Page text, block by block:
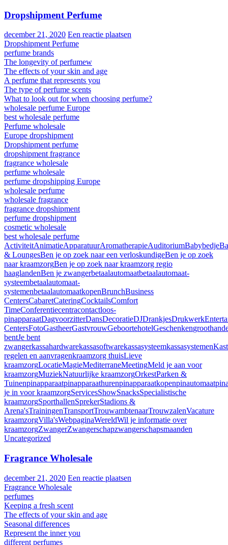
Dropshipment Perfume
december 21, 2020 Een reactie plaatsen
Dropshipment Perfume
perfume brands
The longevity of perfumew
The effects of your skin and age
A perfume that represents you
The type of perfume scents
What to look out for when choosing perfume?
wholesale perfume Europe
best wholesale perfume
Perfume wholesale
Europe dropshipment
Dropshipment perfume
dropshipment fragrance
fragrance wholesale
perfume wholesale
perfume dropshipping Europe
wholesale perfume
wholesale fragrance
fragrance dropshipment
perfume dropshipment
cosmetic wholesale
best wholesale perfume
ActiviteitAnimatieApparatuurAromatherapieAuditoriumBabybedje
& LoungesBen je op zoek naar een verloskundigeBen je op zoek
naar kraamzorgBen je op zoek naar kraamzorg regio
haaglandenBen je zwangerbetaalautomaatbetaalautomaat-
systeembetaalautomaat-
systemenbetaalautomaatkopenBrunchBusiness
CentersCabaretCateringCocktailsComfort
TimeConferentiecentracontactloos-
pinapparaatDagvoorzitterDansDecoratieDJDrankjesDrukwerk
CentersFotoGastheerGastvrouwGeboortehotelGeschenken
bentJe bent
zwangerkassahardwarekassasoftwarekassasysteemkassasystemen
regelen en aanvragenkraamzorg thuisLieve
kraamzorgLocatieMagieMediterraneMeetingMeld je aan voor
kraamzorgMuziekNatuurlijke kraamzorgOrkestParken &
Tuinenpinapparaatpinapparaathurenpinapparaatkopenpinautomaat
je in voor kraamzorgServicesShowSnacksSpecialistische
kraamzorgSporthallenSprekerStadions &
Arena'sTrainingenTransportTrouwambtenaarTrouwzalenVacature
kraamzorgVilla'sWebpaginaWereldWil je informatie over
kraamzorgZwangerZwangerschapzwangerschapsmaanden
Uncategorized
Fragrance Wholesale
december 21, 2020 Een reactie plaatsen
Fragrance Wholesale
perfumes
Keeping a fresh scent
The effects of your skin and age
Seasonal differences
Represent the inner you
different perfumes